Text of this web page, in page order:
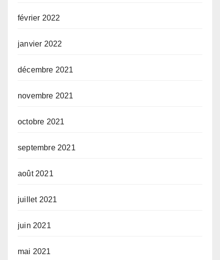
février 2022
janvier 2022
décembre 2021
novembre 2021
octobre 2021
septembre 2021
août 2021
juillet 2021
juin 2021
mai 2021